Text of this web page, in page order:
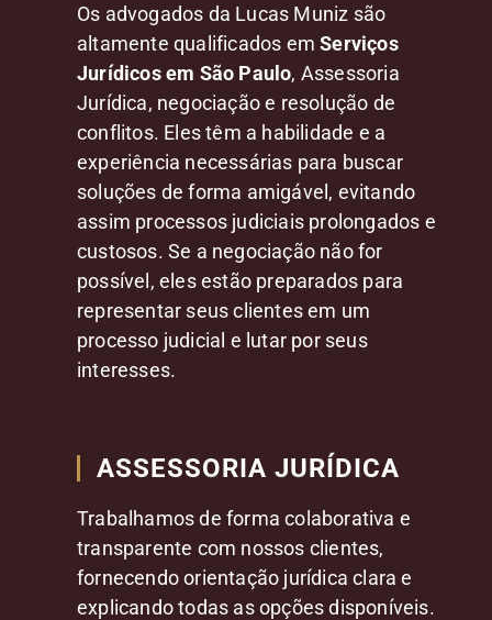
Os advogados da Lucas Muniz são
altamente qualificados emServiços
Jurídicos em São Paulo, Assessoria
Jurídica, negociação e resolução de
conflitos. Eles têm a habilidade e a
experiência necessárias para buscar
soluções de forma amigável, evitando
assim processos judiciais prolongados e
custosos. Se a negociação não for
possível, eles estão preparados para
representar seus clientes em um
processo judicial e lutar por seus
interesses.
ASSESSORIA JURÍDICA
Trabalhamos de forma colaborativa e
transparente com nossos clientes,
fornecendo orientação jurídica clara e
explicando todas as opções disponíveis.